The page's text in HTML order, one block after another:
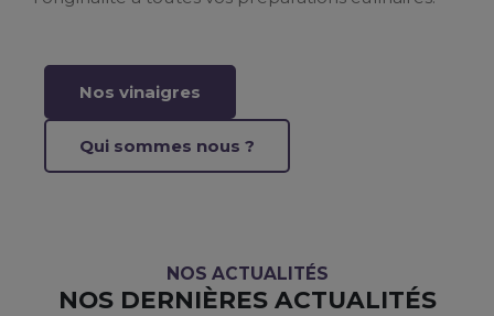
Nos vinaigres
Qui sommes nous ?
NOS ACTUALITÉS
NOS DERNIÈRES ACTUALITÉS